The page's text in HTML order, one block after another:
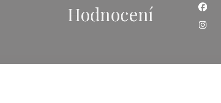
Hodnocení